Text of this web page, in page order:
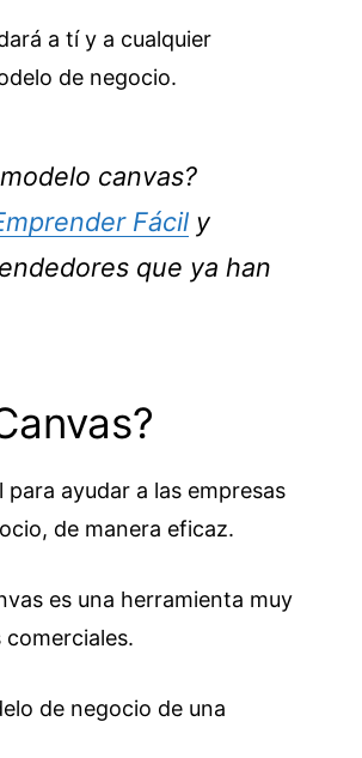
a tí y a cualquier
de negocio.
canvas?
Fácil y
que ya han
ayudar a las empresas
de manera eficaz.
es una herramienta muy
de negocio de una